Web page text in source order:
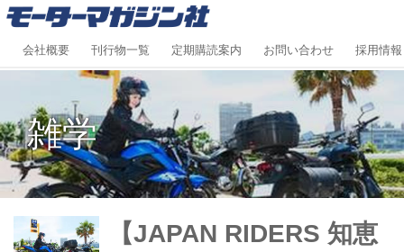
会社概要 刊行物一覧 定期購読案内 お問い合わせ 採用情報
雑学
【JAPAN RIDERS 知恵